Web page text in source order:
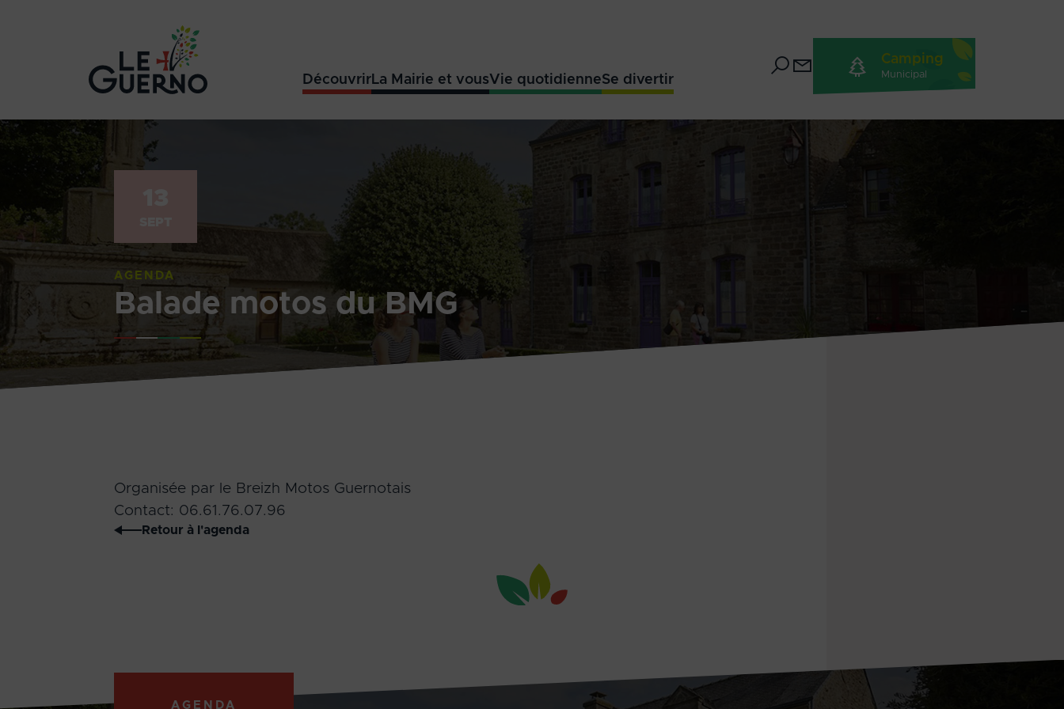
DécouvrirLa Mairie et vousVie quotidienneSe divertir
Camping
Municipal
AGENDA
Balade motos du BMG
Organisée par le Breizh Motos Guernotais
Contact: 06.61.76.07.96
Retour à l'agenda
AGENDA